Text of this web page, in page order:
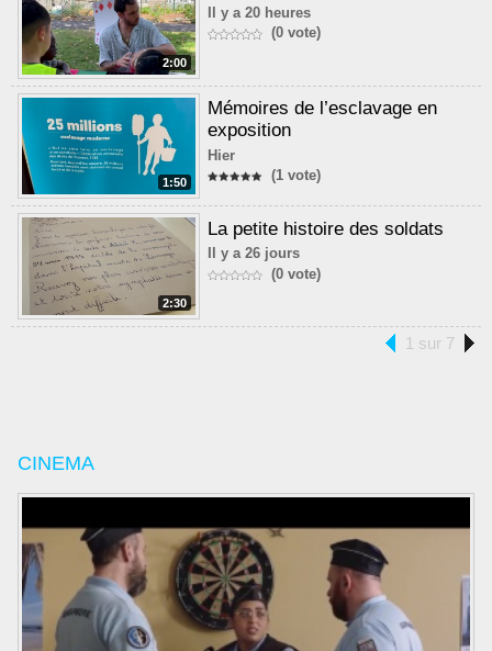
2:00
Il y a 20 heures
(0 vote)
1:50
Mémoires de l’esclavage en
exposition
Hier
(1 vote)
2:30
La petite histoire des soldats
Il y a 26 jours
(0 vote)
1 sur 7
CINEMA